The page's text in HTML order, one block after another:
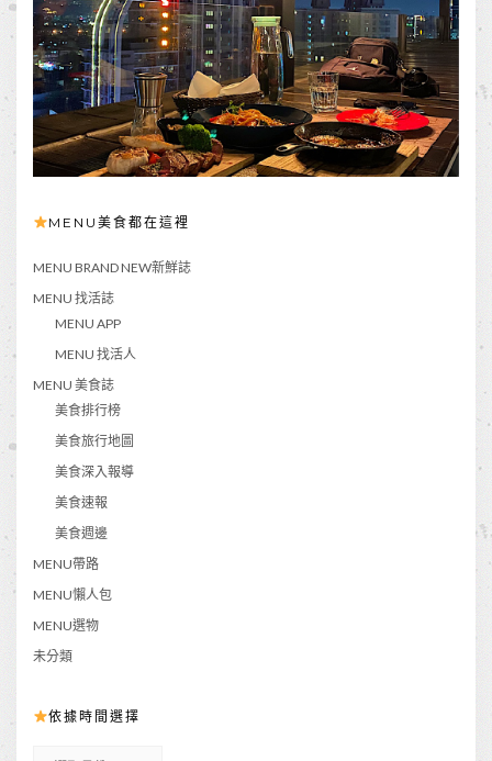
MENU美食都在這裡
MENU BRAND NEW新鮮誌
MENU 找活誌
MENU APP
MENU 找活人
MENU 美食誌
美食排行榜
美食旅行地圖
美食深入報導
美食速報
美食週邊
MENU帶路
MENU懶人包
MENU選物
未分類
依據時間選擇